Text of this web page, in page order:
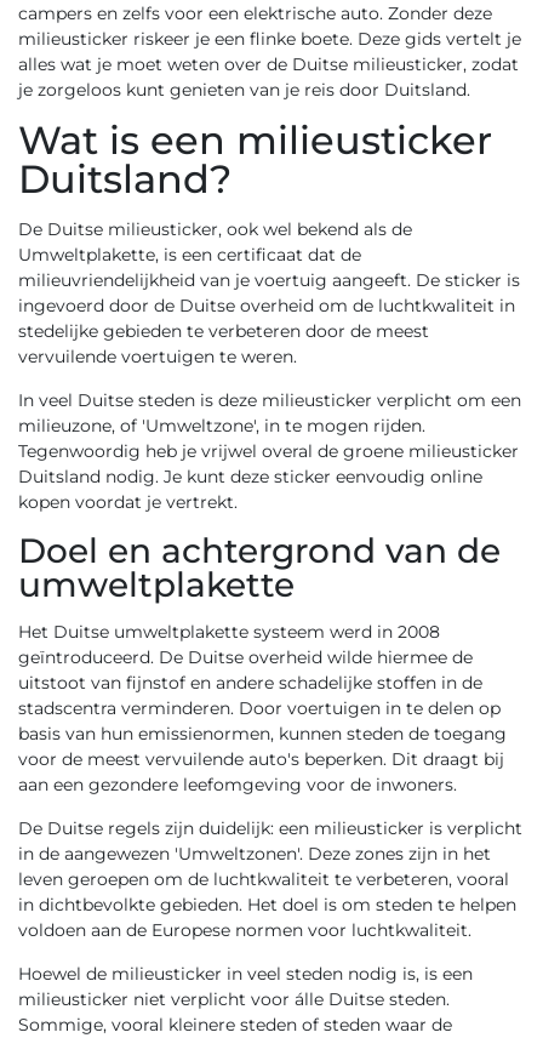
campers en zelfs voor een elektrische auto. Zonder deze
milieusticker riskeer je een flinke boete. Deze gids vertelt je
alles wat je moet weten over de Duitse milieusticker, zodat
je zorgeloos kunt genieten van je reis door Duitsland.
Wat is een milieusticker
Duitsland?
De Duitse milieusticker, ook wel bekend als de
Umweltplakette, is een certificaat dat de
milieuvriendelijkheid van je voertuig aangeeft. De sticker is
ingevoerd door de Duitse overheid om de luchtkwaliteit in
stedelijke gebieden te verbeteren door de meest
vervuilende voertuigen te weren.
In veel Duitse steden is deze milieusticker verplicht om een
milieuzone, of 'Umweltzone', in te mogen rijden.
Tegenwoordig heb je vrijwel overal de groene milieusticker
Duitsland nodig. Je kunt deze sticker eenvoudig online
kopen voordat je vertrekt.
Doel en achtergrond van de
umweltplakette
Het Duitse umweltplakette systeem werd in 2008
geïntroduceerd. De Duitse overheid wilde hiermee de
uitstoot van fijnstof en andere schadelijke stoffen in de
stadscentra verminderen. Door voertuigen in te delen op
basis van hun emissienormen, kunnen steden de toegang
voor de meest vervuilende auto's beperken. Dit draagt bij
aan een gezondere leefomgeving voor de inwoners.
De Duitse regels zijn duidelijk: een milieusticker is verplicht
in de aangewezen 'Umweltzonen'. Deze zones zijn in het
leven geroepen om de luchtkwaliteit te verbeteren, vooral
in dichtbevolkte gebieden. Het doel is om steden te helpen
voldoen aan de Europese normen voor luchtkwaliteit.
Hoewel de milieusticker in veel steden nodig is, is een
milieusticker niet verplicht voor álle Duitse steden.
Sommige, vooral kleinere steden of steden waar de